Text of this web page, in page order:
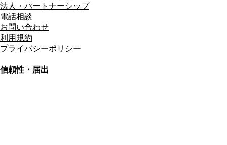
法人・パートナーシップ
電話相談
お問い合わせ
利用規約
プライバシーポリシー
信頼性・届出